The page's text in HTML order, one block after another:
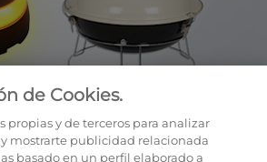
de Cookies.
propias y de terceros para analizar
y mostrarte publicidad relacionada
basado en un perfil elaborado a